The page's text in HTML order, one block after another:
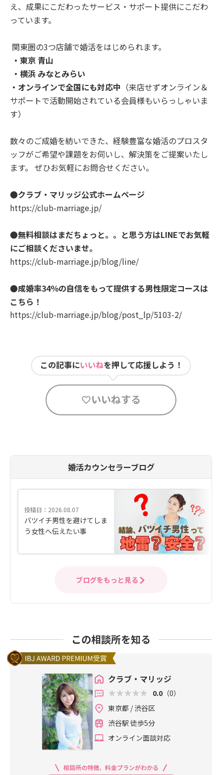
え、成果にこだわったサービス・サポート提供にこだわ
っています。
関東圏の3つ店舗で婚活をはじめられます。
・東京 青山
・横浜 みなとみらい
・オンラインで全国にも対応中 （来店せずオンライン＆
サポートで活動開始されている会員様もいらっしゃいま
す）
数々のご成婚を紡いできた、経験豊富な婚活のプロスタ
ッフがご希望や課題をお伺いし、解決策をご提案いたし
ます。 ぜひお気軽にお問合せください。
●クラブ・マリッジ公式ホームページ
https://club-marriage.jp/
●無料相談はまだちょっと。。と思う方はLINEでお気軽
にご相談くださいませ。
https://club-marriage.jp/blog/line/
●成婚率34％の自信をもって提供する男性限定コースは
こちら！
https://club-marriage.jp/blog/post_lp/5103-2/
この記事にいいねを押して応援しよう！
いいねする
婚活カウンセラーブログ
投稿日：2026.08.07
バツイチ男性を避けてしま
う女性へ伝えたい事
ブログをもっと見る
この相談所を知る
クラブ・マリッジ
0.0 （0）
東京都 / 渋谷区
渋谷駅 徒歩5分
オンライン面談対応
相談所の特徴、料金プランがわかる